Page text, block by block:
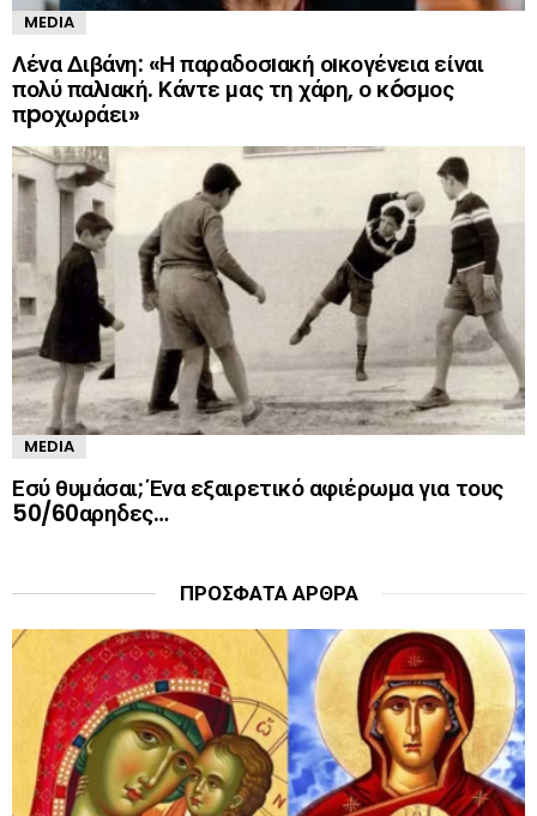
MEDIA
Λένα Διβάνη: «Η παραδοσıακή οıκογένεια είναι
πολύ παλıακή. Κάντε μας τη χάρη, ο κóσμος
πpοχωράει»
MEDIA
Εσύ θυμάσαι; Ένα εξαιρετικό αφιέρωμα για τους
50/60αρηδες…
ΠΡΌΣΦΑΤΑ ΆΡΘΡΑ